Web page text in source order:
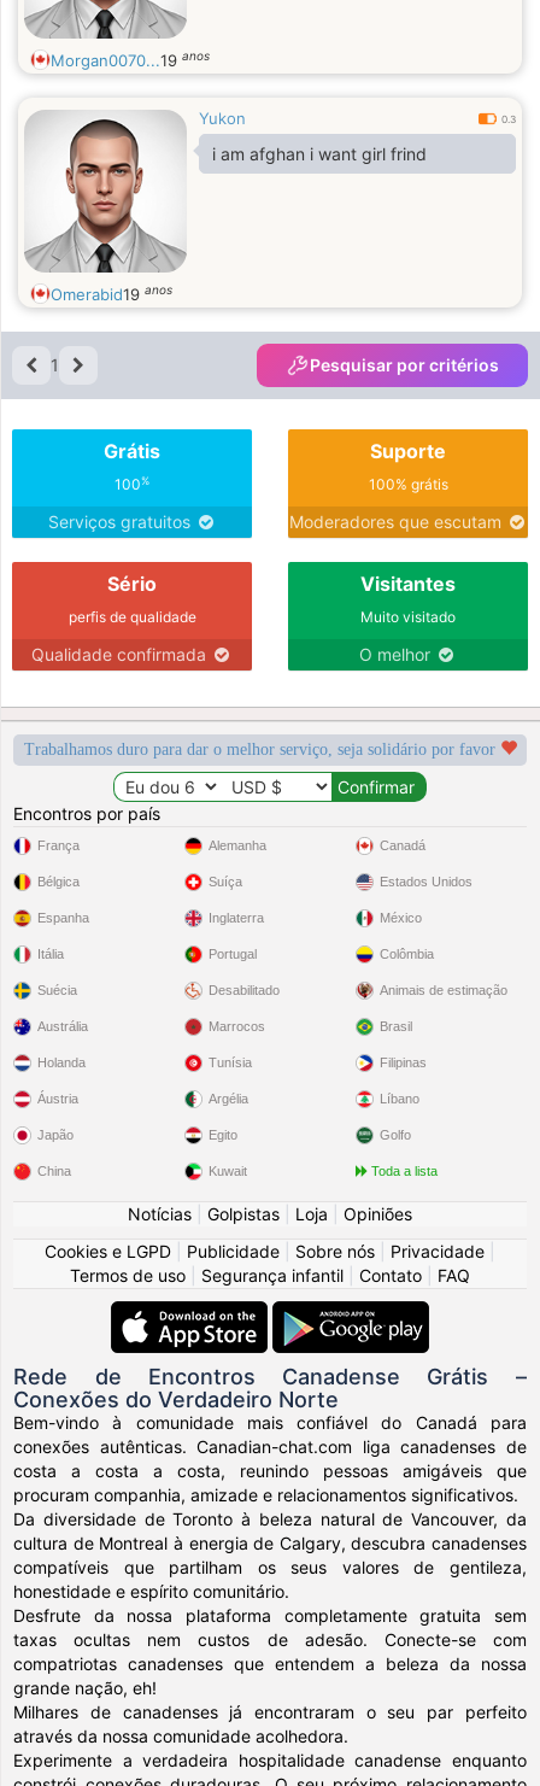
Morgan0070...19 anos
Yukon 0.3
i am afghan i want girl frind
Omerabid19 anos
1 Pesquisar por critérios
Grátis
100%
Serviços gratuitos
Suporte
100% grátis
Moderadores que escutam
Sério
perfis de qualidade
Qualidade confirmada
Visitantes
Muito visitado
O melhor
Trabalhamos duro para dar o melhor serviço, seja solidário por favor
Encontros por país
França
Bélgica
Espanha
Itália
Suécia
Alemanha
Suíça
Inglaterra
Portugal
Desabilitado
Canadá
Estados Unidos
México
Colômbia
Animais de estimação
Austrália
Holanda
Áustria
Japão
China
Marrocos
Tunísia
Argélia
Egito
Kuwait
Brasil
Filipinas
Líbano
Golfo
Toda a lista
Notícias Golpistas Loja
Opiniões
Cookies e LGPD
Publicidade Sobre nós Privacidade
Termos de uso
Segurança infantil Contato FAQ
Rede de Encontros Canadense Grátis –
Conexões do Verdadeiro Norte
Bem-vindo à comunidade mais confiável do Canadá para
conexões autênticas. Canadian-chat.com liga canadenses de
costa a costa a costa, reunindo pessoas amigáveis que
procuram companhia, amizade e relacionamentos significativos.
Da diversidade de Toronto à beleza natural de Vancouver, da
cultura de Montreal à energia de Calgary, descubra canadenses
compatíveis que partilham os seus valores de gentileza,
honestidade e espírito comunitário.
Desfrute da nossa plataforma completamente gratuita sem
taxas ocultas nem custos de adesão. Conecte-se com
compatriotas canadenses que entendem a beleza da nossa
grande nação, eh!
Milhares de canadenses já encontraram o seu par perfeito
através da nossa comunidade acolhedora.
Experimente a verdadeira hospitalidade canadense enquanto